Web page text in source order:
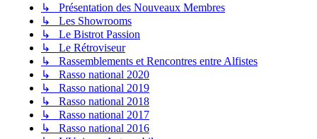
↳ Présentation des Nouveaux Membres
↳ Les Showrooms
↳ Le Bistrot Passion
↳ Le Rétroviseur
↳ Rassemblements et Rencontres entre Alfistes
↳ Rasso national 2020
↳ Rasso national 2019
↳ Rasso national 2018
↳ Rasso national 2017
↳ Rasso national 2016